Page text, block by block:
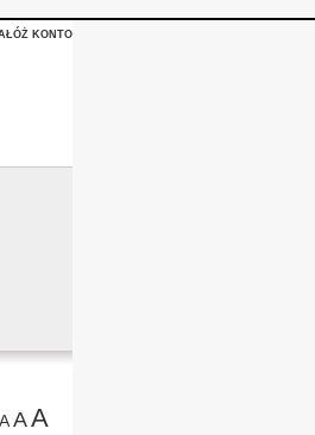
KONTO
AAA